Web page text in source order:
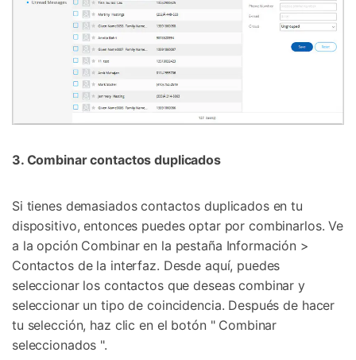
3. Combinar contactos duplicados
Si tienes demasiados contactos duplicados en tu
dispositivo, entonces puedes optar por combinarlos. Ve
a la opción Combinar en la pestaña Información >
Contactos de la interfaz. Desde aquí, puedes
seleccionar los contactos que deseas combinar y
seleccionar un tipo de coincidencia. Después de hacer
tu selección, haz clic en el botón " Combinar
seleccionados ".